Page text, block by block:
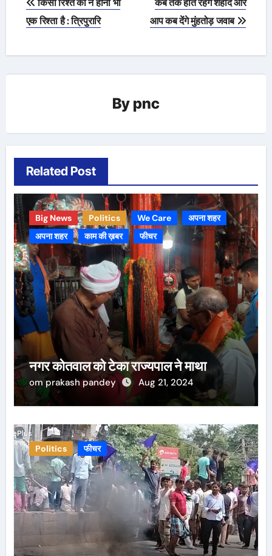
navigation
किसी रिश्ते का न होना भी
एक रिश्ता है : त्रिपुरारि
कब तक होते रहेंगे शहीद और
आप कब देंगे मुंहतोड़ जवाब
By pnc
Related Post
Big News Politics We Care
अपना शहर
अपना शहर
काम की ख़बर फीचर
नगर कोतवाल को टेका राज्यपाल ने माथा
om prakash pandey Aug 21, 2024
Politics फीचर